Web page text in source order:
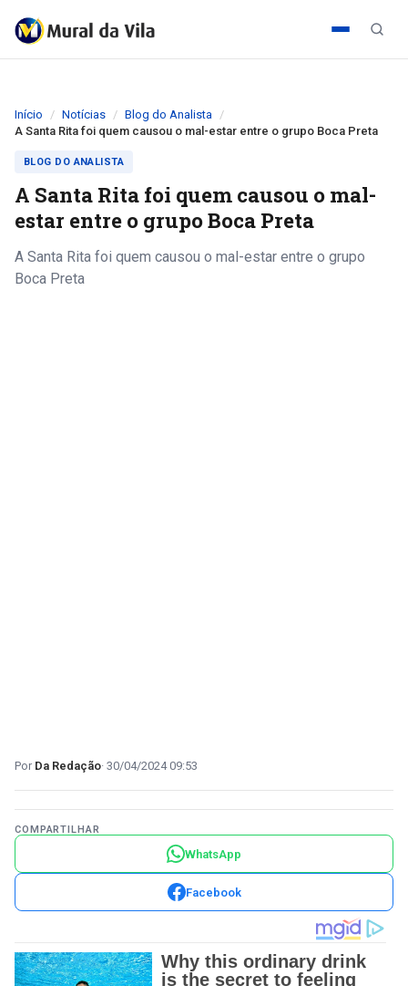
Início Notícias
Blog do Analista
A Santa Rita foi quem causou o mal-estar entre o grupo Boca Preta
BLOG DO ANALISTA
A Santa Rita foi quem causou o mal-
estar entre o grupo Boca Preta
A Santa Rita foi quem causou o mal-estar entre o grupo
Boca Preta
Da Redação 30/04/2024 09:53
COMPARTILHAR
WhatsApp
Facebook